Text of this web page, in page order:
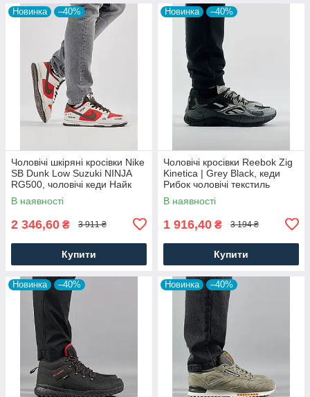
Новинка –40%
Чоловічі шкіряні кросівки Nike
SB Dunk Low Suzuki NINJA
RG500, чоловічі кеди Найк
червоні, Чоловіче взуття
В наявності
2 346,60 ₴ 3 911 ₴
Купити
Новинка –40%
Чоловічі кросівки Reebok Zig
Kinetica | Grey Black, кеди
Рибок чоловічі текстиль
нейлон сірі. Чоловіче взуття
В наявності
1 916,40 ₴ 3 194 ₴
Купити
Новинка –40% Новинка –40%